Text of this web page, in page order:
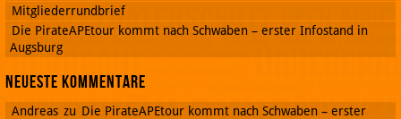
Mitgliederrundbrief
Die PirateAPEtour kommt nach Schwaben – erster Infostand in
Augsburg
Neueste Kommentare
Andreas zu Die PirateAPEtour kommt nach Schwaben – erster